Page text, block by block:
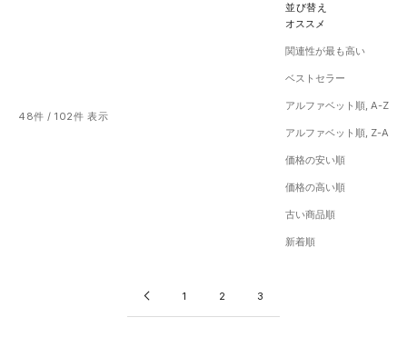
並び替え
オススメ
関連性が最も高い
ベストセラー
アルファベット順, A-Z
アルファベット順, Z-A
価格の安い順
価格の高い順
古い商品順
新着順
48件 / 102件 表示
1 2 3